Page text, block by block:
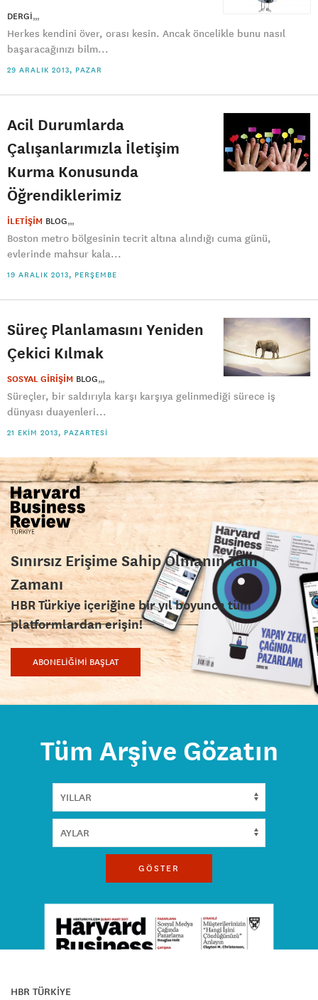
DERGI
Herkes kendini över, orası kesin. Ancak öncelikle bunu nasıl
başaracağınızı bilm...
29 ARALIK 2013, PAZAR
Acil Durumlarda
Çalışanlarımızla İletişim
Kurma Konusunda
Öğrendiklerimiz
İLETİŞİM BLOG
Boston metro bölgesinin tecrit altına alındığı cuma günü,
evlerinde mahsur kala...
19 ARALIK 2013, PERŞEMBE
Süreç Planlamasını Yeniden
Çekici Kılmak
SOSYAL GİRİŞİM BLOG
Süreçler, bir saldırıyla karşı karşıya gelinmediği sürece iş
dünyası duayenleri...
21 EKIM 2013, PAZARTESI
Sınırsız Erişime Sahip Olmanın Tam
Zamanı
HBR Türkiye içeriğine bir yıl boyunca tüm
platformlardan erişin!
ABONELİĞİMİ BAŞLAT
Tüm Arşive Gözatın
GÖSTER
HBR TÜRKİYE